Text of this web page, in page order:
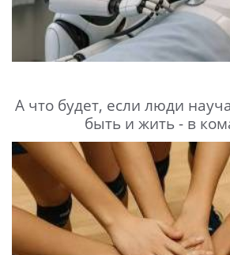
А что будет, если люди
быть и жить - в